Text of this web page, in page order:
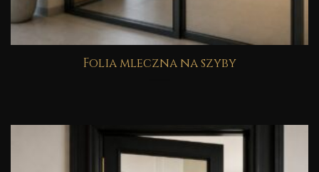
Folia mleczna na szyby